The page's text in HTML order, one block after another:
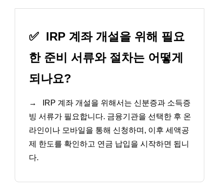
✅ IRP 계좌 개설을 위해 필요
한 준비 서류와 절차는 어떻게
되나요?
→
IRP 계좌 개설을 위해서는 신분증과 소득증
빙 서류가 필요합니다. 금융기관을 선택한 후 온
라인이나 모바일을 통해 신청하며, 이후 세액공
제 한도를 확인하고 연금 납입을 시작하면 됩니
다.